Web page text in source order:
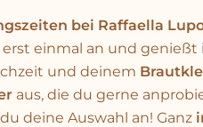
bei Raffaella
einmal an und genießt
und deinem
aus, die du gerne
deine Auswahl an! Ganz